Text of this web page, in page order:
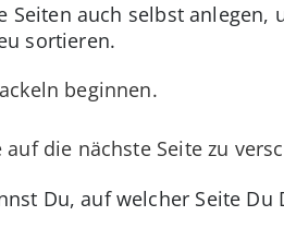
auch selbst anlegen,
sortieren.
beginnen.
die nächste Seite zu
Du, auf welcher Seite Du